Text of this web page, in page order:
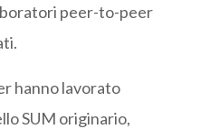
peer-to-peer
hanno lavorato
SUM originario,